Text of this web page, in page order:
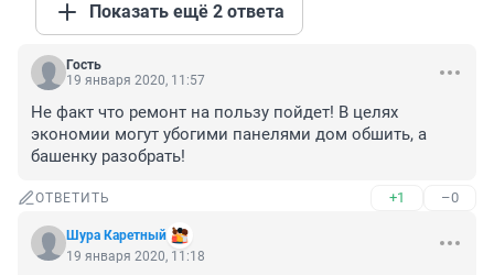
Показать ещё 2 ответа
Гость
19 января 2020, 11:57
Не факт что ремонт на пользу пойдет! В целях
экономии могут убогими панелями дом обшить, а
башенку разобрать!
ОТВЕТИТЬ +1 –0
Шура Каретный
19 января 2020, 11:18